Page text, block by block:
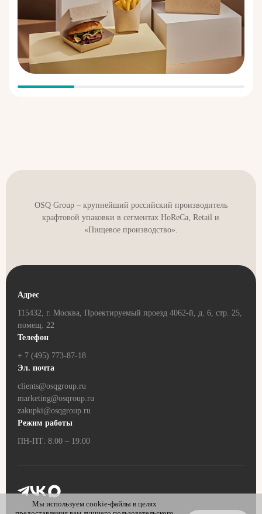
OSQ Group – крупнейший российский производитель
крафтовой упаковки в сегментах HoReCa, Retail и
«Пищевое производство».
Адрес
115432, г. Москва, Проектируемый проезд 4062-й, д. 6, стр. 25,
помещ. 22
Телефон
+ 7 (495) 773-87-18
Эл. почта
clients@osqgroup.ru
marketing@osqroup.ru
zakupki@osqgroup.ru
Режим работы
ПН-ПТ: 8:00 – 19:00
Мы используем cookie-файлы в целях